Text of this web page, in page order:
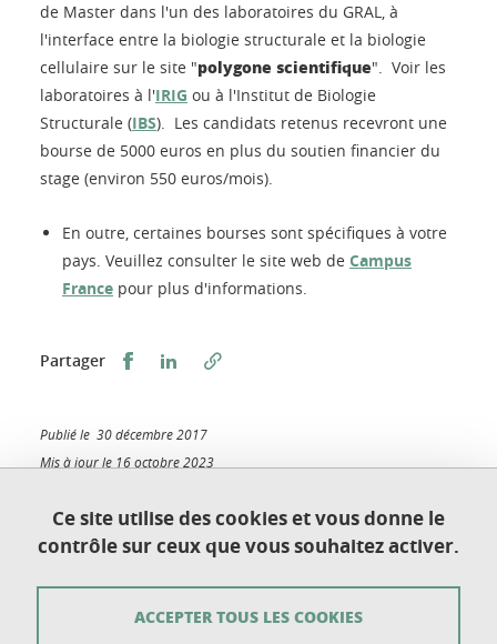
de Master dans l'un des laboratoires du GRAL, à
l'interface entre la biologie structurale et la biologie
cellulaire sur le site "polygone scientifique". Voir les
laboratoires à l'IRIG ou à l'Institut de Biologie
Structurale (IBS). Les candidats retenus recevront une
bourse de 5000 euros en plus du soutien financier du
stage (environ 550 euros/mois).
En outre, certaines bourses sont spécifiques à votre
pays. Veuillez consulter le site web de Campus
France pour plus d'informations.
Partager Partager sur Facebook
Partager sur LinkedIn
Publié le 30 décembre 2017
Mis à jour le 16 octobre 2023
Ce site utilise des cookies et vous donne le
contrôle sur ceux que vous souhaitez activer.
ACCEPTER TOUS LES COOKIES